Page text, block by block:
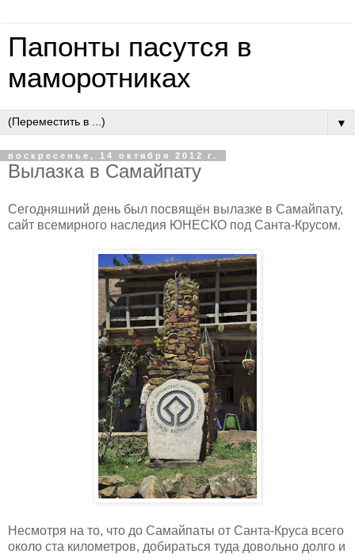
Папонты пасутся в
маморотниках
▼
воскресенье, 14 октября 2012 г.
Вылазка в Самайпату
Сегодняшний день был посвящён вылазке в Самайпату,
сайт всемирного наследия ЮНЕСКО под Санта-Крусом.
Несмотря на то, что до Самайпаты от Санта-Круса всего
около ста километров, добираться туда довольно долго и